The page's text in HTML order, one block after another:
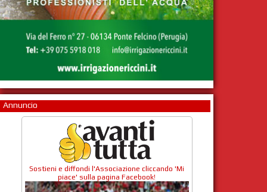
Annuncio
Sostieni e diffondi l'Associazione cliccando 'Mi
piace' sulla pagina Facebook!